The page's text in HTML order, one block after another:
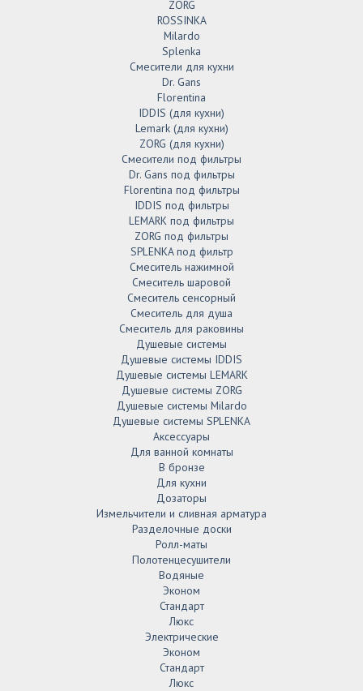
ZORG
ROSSINKA
Milardo
Splenka
Смесители для кухни
Dr. Gans
Florentina
IDDIS (для кухни)
Lemark (для кухни)
ZORG (для кухни)
Смесители под фильтры
Dr. Gans под фильтры
Florentina под фильтры
IDDIS под фильтры
LEMARK под фильтры
ZORG под фильтры
SPLENKA под фильтр
Смеситель нажимной
Смеситель шаровой
Смеситель сенсорный
Смеситель для душа
Смеситель для раковины
Душевые системы
Душевые системы IDDIS
Душевые системы LEMARK
Душевые системы ZORG
Душевые системы Milardo
Душевые системы SPLENKA
Аксессуары
Для ванной комнаты
В бронзе
Для кухни
Дозаторы
Измельчители и сливная арматура
Разделочные доски
Ролл-маты
Полотенцесушители
Водяные
Эконом
Стандарт
Люкс
Электрические
Эконом
Стандарт
Люкс